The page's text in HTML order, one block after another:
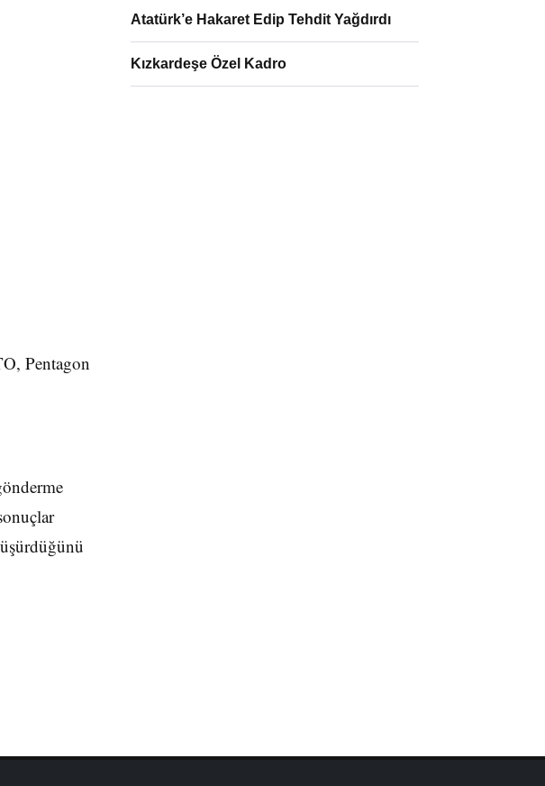
Pentagon
Atatürk’e Hakaret Edip Tehdit Yağdırdı
Kızkardeşe Özel Kadro